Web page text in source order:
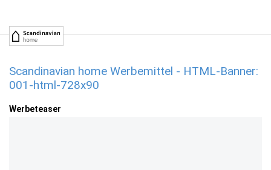
Scandinavian home Werbemittel - HTML-Banner:
001-html-728x90
Werbeteaser